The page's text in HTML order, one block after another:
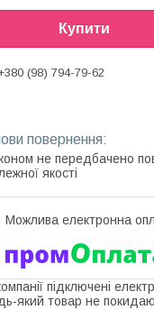
Купити
(98) 794-79-62
не передбачено
якості
підключені
який товар не